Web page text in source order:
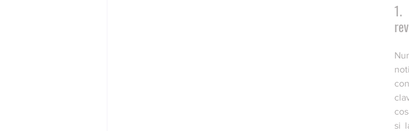
1.
si